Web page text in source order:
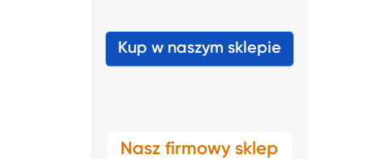
Kup w naszym sklepie
Nasz firmowy sklep